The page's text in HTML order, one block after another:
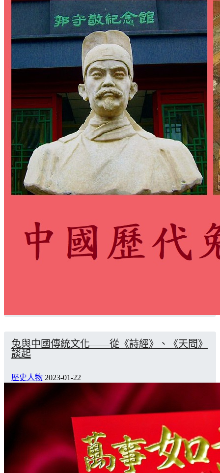
兔與中國傳統文化——從《詩經》、《天問》
談起
歷史人物 2023-01-22